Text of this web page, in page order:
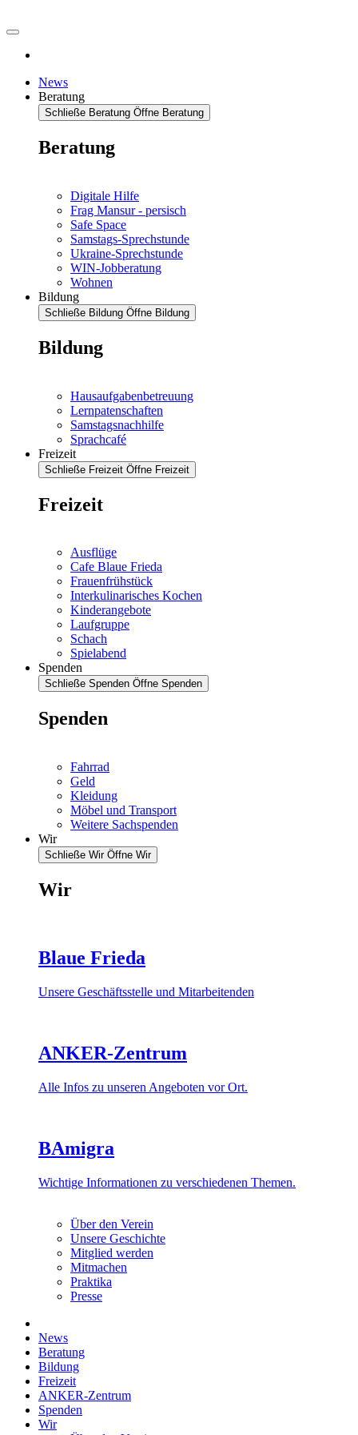
News
Beratung
Schließe Beratung Öffne Beratung
Beratung
Digitale Hilfe
Frag Mansur - persisch
Safe Space
Samstags-Sprechstunde
Ukraine-Sprechstunde
WIN-Jobberatung
Wohnen
Bildung
Schließe Bildung Öffne Bildung
Bildung
Hausaufgabenbetreuung
Lernpatenschaften
Samstagsnachhilfe
Sprachcafé
Freizeit
Schließe Freizeit Öffne Freizeit
Freizeit
Ausflüge
Cafe Blaue Frieda
Frauenfrühstück
Interkulinarisches Kochen
Kinderangebote
Laufgruppe
Schach
Spielabend
Spenden
Schließe Spenden Öffne Spenden
Spenden
Fahrrad
Geld
Kleidung
Möbel und Transport
Weitere Sachspenden
Wir
Schließe Wir Öffne Wir
Wir
Blaue Frieda
Unsere Geschäftsstelle und Mitarbeitenden
ANKER-Zentrum
Alle Infos zu unseren Angeboten vor Ort.
BAmigra
Wichtige Informationen zu verschiedenen Themen.
Über den Verein
Unsere Geschichte
Mitglied werden
Mitmachen
Praktika
Presse
News
Beratung
Bildung
Freizeit
ANKER-Zentrum
Spenden
Wir